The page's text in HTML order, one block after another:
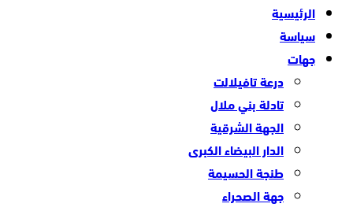
الرئيسية
سياسة
جهات
درعة تافيلالت
تادلة بني ملال
الجهة الشرقية
الدار البيضاء الكبرى
طنجة الحسيمة
جهة الصحراء